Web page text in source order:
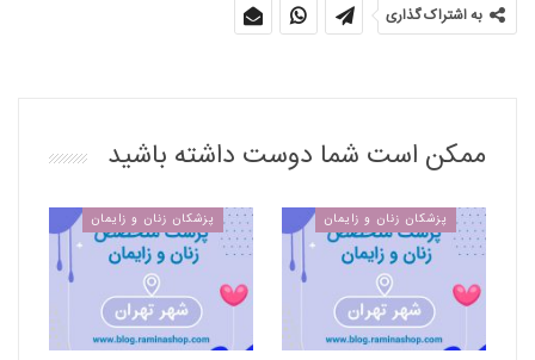
به اشتراک گذاری
ممکن است شما دوست داشته باشید
پزشکان زنان و زایمان پزشکان زنان و زایمان